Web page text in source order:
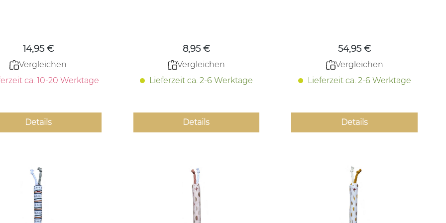
14,95 €
Vergleichen
ca. 10-20 Werktage
Details
8,95 €
Vergleichen
Lieferzeit ca. 2-6 Werktage
Details
54,95 €
Vergleichen
Lieferzeit ca. 2-6 Werktage
Details